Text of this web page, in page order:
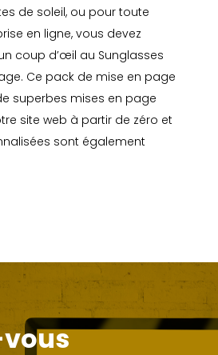
de soleil, ou pour toute
en ligne, vous devez
coup d’œil au Sunglasses
Ce pack de mise en page
superbes mises en page
site web à partir de zéro et
sont également